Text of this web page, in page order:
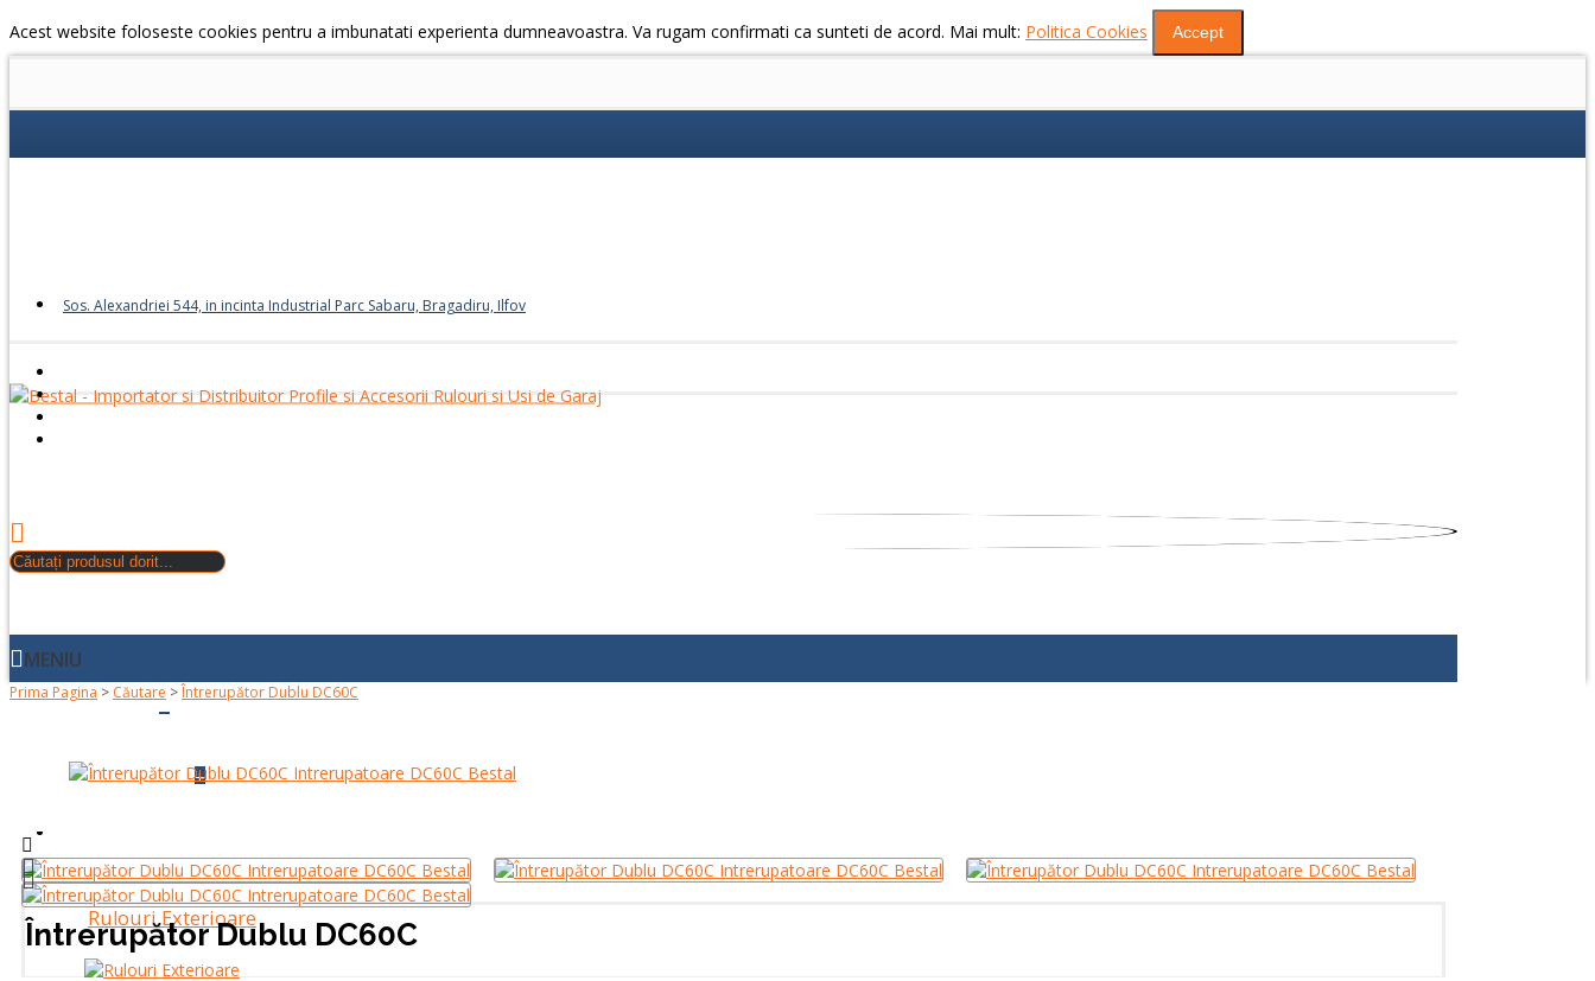
Acest website foloseste cookies pentru a imbunatati experienta dumneavoastra. Va rugam confirmati ca sunteti de acord. Mai mult: Politica Cookies Accept
Sos. Alexandriei 544, in incinta Industrial Parc Sabaru, Bragadiru, Ilfov
MENIU
DESPRE NOI +
Rulouri Exterioare
Prima Pagina > Căutare >Întrerupător Dublu DC60C
Întrerupător Dublu DC60C